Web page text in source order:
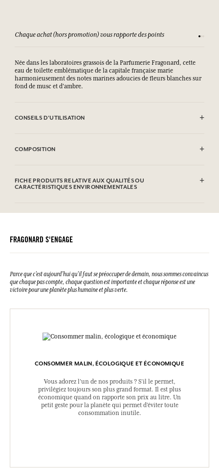
Chaque achat (hors promotion) vous rapporte des points
Née dans les laboratoires grassois de la Parfumerie Fragonard, cette
eau de toilette emblématique de la capitale française marie
harmonieusement des notes marines adoucies de fleurs blanches sur
fond de musc et d'ambre.
CONSEILS D'UTILISATION
COMPOSITION
Citronellol, Eugenol, Geraniol, Hydroxycitronellal, Linalool, CI
42090 (FD C Blue 1). Cette liste peut faire l'objet de modifications,
FICHE PRODUITS RELATIVE AUX QUALITÉS OU
CARACTÉRISTIQUES ENVIRONNEMENTALES
Veuillez consulter les qualités ou caractéristiques environnementales
FRAGONARD S'ENGAGE
Parce que c’est aujourd’hui qu’il faut se préoccuper de demain, nous sommes convaincus
que chaque pas compte, chaque question est importante et chaque réponse est une
victoire pour une planète plus humaine et plus verte.
CONSOMMER MALIN, ÉCOLOGIQUE ET ÉCONOMIQUE
Vous adorez l’un de nos produits ? S’il le permet,
privilégiez toujours son plus grand format. Il est plus
économique quand on rapporte son prix au litre. Un
petit geste pour la planète qui permet d’éviter toute
consommation inutile.